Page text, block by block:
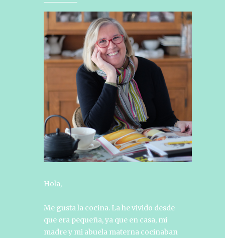
Hola,
Me gusta la cocina. La he vivido desde
que era pequeña, ya que en casa, mi
madre y mi abuela materna cocinaban